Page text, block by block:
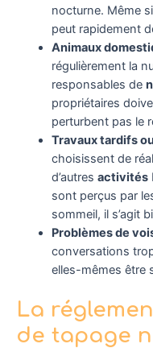
nocturne. Même
peut rapidement
Animaux
régulièrement la
responsables de
propriétaires
perturbent pas le
Travaux tardifs
choisissent de
d’autres activités
sont perçus par
sommeil, il s’agit
Problèmes de
conversations
elles-mêmes être
La
de tapage